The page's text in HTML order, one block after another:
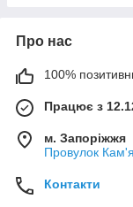
Про нас
100%
Працює з
м. Запоріжжя
Провулок
Контакти